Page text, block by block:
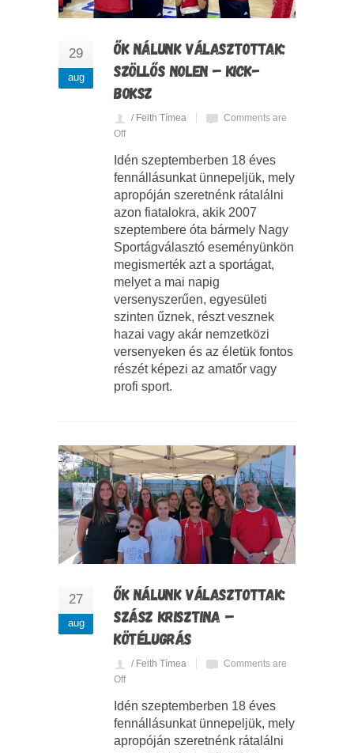
29
aug
ŐK NÁLUNK VÁLASZTOTTAK:
SZÖLLŐS NOLEN – KICK-
BOKSZ
/ Feith Tímea
Comments are
Off
Idén szeptemberben 18 éves
fennállásunkat ünnepeljük, mely
apropóján szeretnénk rátalálni
azon fiatalokra, akik 2007
szeptembere óta bármely Nagy
Sportágválasztó eseményünkön
megismerték azt a sportágat,
melyet a mai napig
versenyszerűen, egyesületi
szinten űznek, részt vesznek
hazai vagy akár nemzetközi
versenyeken és az életük fontos
részét képezi az amatőr vagy
profi sport.
27
aug
ŐK NÁLUNK VÁLASZTOTTAK:
SZÁSZ KRISZTINA –
KÖTÉLUGRÁS
/ Feith Tímea
Comments are
Off
Idén szeptemberben 18 éves
fennállásunkat ünnepeljük, mely
apropóján szeretnénk rátalálni